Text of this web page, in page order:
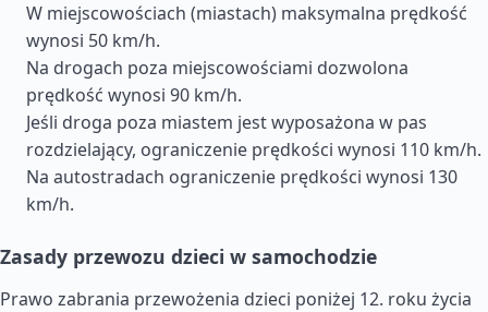
W miejscowościach (miastach) maksymalna prędkość
wynosi 50 km/h.
Na drogach poza miejscowościami dozwolona
prędkość wynosi 90 km/h.
Jeśli droga poza miastem jest wyposażona w pas
rozdzielający, ograniczenie prędkości wynosi 110 km/h.
Na autostradach ograniczenie prędkości wynosi 130
km/h.
Zasady przewozu dzieci w samochodzie
Prawo zabrania przewożenia dzieci poniżej 12. roku życia